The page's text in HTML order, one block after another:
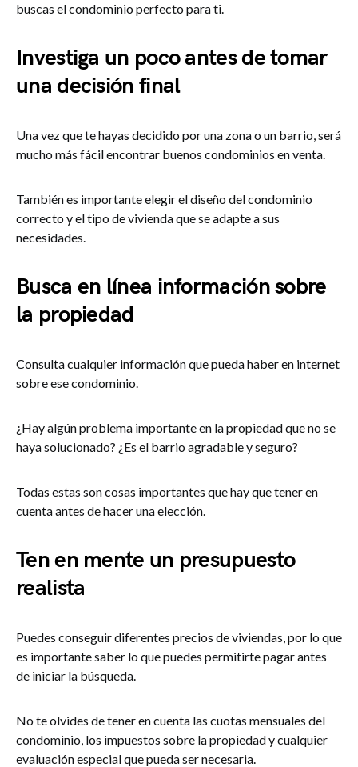
buscas el condominio perfecto para ti.
Investiga un poco antes de tomar
una decisión final
Una vez que te hayas decidido por una zona o un barrio, será
mucho más fácil encontrar buenos condominios en venta.
También es importante elegir el diseño del condominio
correcto y el tipo de vivienda que se adapte a sus
necesidades.
Busca en línea información sobre
la propiedad
Consulta cualquier información que pueda haber en internet
sobre ese condominio.
¿Hay algún problema importante en la propiedad que no se
haya solucionado? ¿Es el barrio agradable y seguro?
Todas estas son cosas importantes que hay que tener en
cuenta antes de hacer una elección.
Ten en mente un presupuesto
realista
Puedes conseguir diferentes precios de viviendas, por lo que
es importante saber lo que puedes permitirte pagar antes
de iniciar la búsqueda.
No te olvides de tener en cuenta las cuotas mensuales del
condominio, los impuestos sobre la propiedad y cualquier
evaluación especial que pueda ser necesaria.